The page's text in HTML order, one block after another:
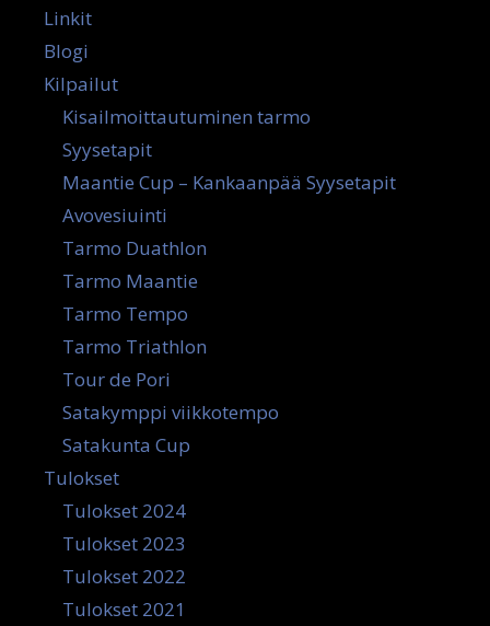
Linkit
Blogi
Kilpailut
Kisailmoittautuminen tarmo
Syysetapit
Maantie Cup – Kankaanpää Syysetapit
Avovesiuinti
Tarmo Duathlon
Tarmo Maantie
Tarmo Tempo
Tarmo Triathlon
Tour de Pori
Satakymppi viikkotempo
Satakunta Cup
Tulokset
Tulokset 2024
Tulokset 2023
Tulokset 2022
Tulokset 2021